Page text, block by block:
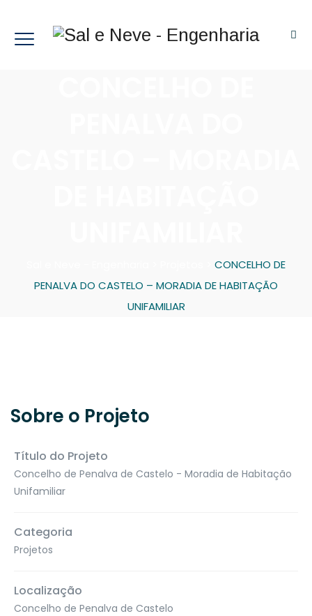
CONCELHO DE
PENALVA DO CASTELO – MORADIA DE HABITAÇÃO
UNIFAMILIAR
Sobre o Projeto
Título do Projeto
Concelho de Penalva de Castelo - Moradia de Habitação
Unifamiliar
Categoria
Projetos
Localização
Concelho de Penalva de Castelo